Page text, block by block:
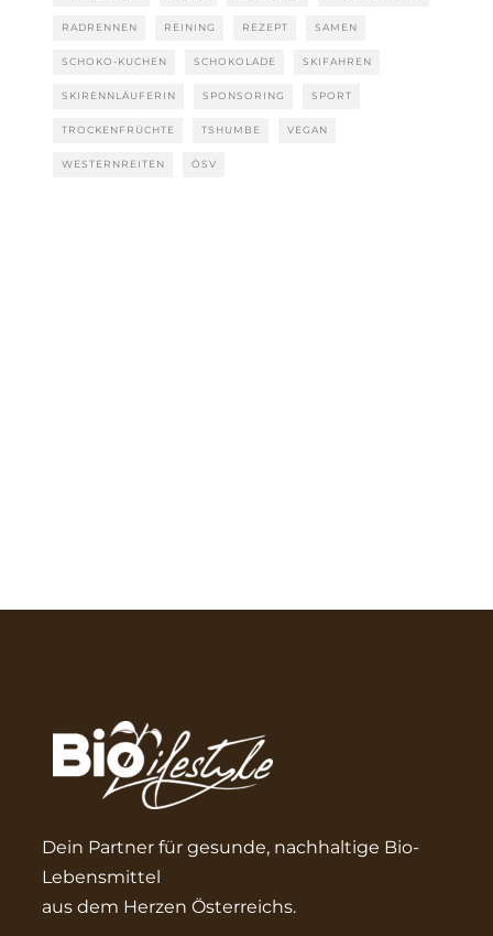
RADRENNEN REINING REZEPT SAMEN
SCHOKO-KUCHEN SCHOKOLADE SKIFAHREN
SKIRENNLÄUFERIN SPONSORING SPORT
TROCKENFRÜCHTE TSHUMBE VEGAN
WESTERNREITEN ÖSV
Dein Partner für gesunde, nachhaltige Bio-
Lebensmittel
aus dem Herzen Österreichs.